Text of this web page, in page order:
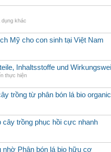
dụng khác
Mỹ cho con sinh tại Việt Nam
Inhaltsstoffe und
thực hiện
trồng từ phân bón lá bio organic
cây trồng phục hồi cực nhanh
nhờ Phân bón lá bio hữu cơ